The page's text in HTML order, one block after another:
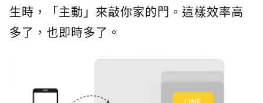
生時，「主動」來敲你家的門。這樣效率高
多了，也即時多了。